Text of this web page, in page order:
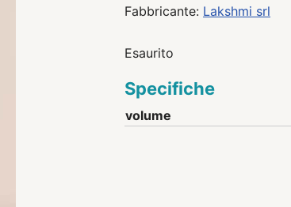
Fabbricante: Lakshmi srl
Esaurito
Specifiche
volume